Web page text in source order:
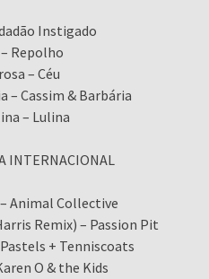
Instigado
– Repolho
– Céu
– Cassim & Barbária
– Lulina
INTERNACIONAL
Animal Collective
Remix) – Passion Pit
+ Tenniscoats
O & the Kids